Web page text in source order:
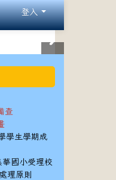
登入
查
學生學期成
國小受理校
理原則